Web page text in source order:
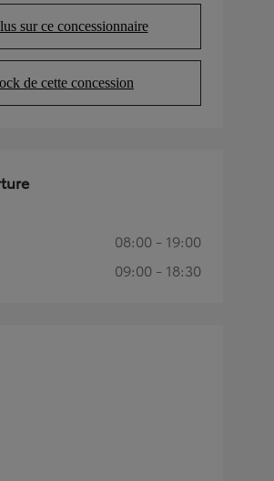
sur ce concessionnaire
(Opens in new tab)
de cette concession
(Opens in new tab)
08:00 - 19:00
09:00 - 18:30